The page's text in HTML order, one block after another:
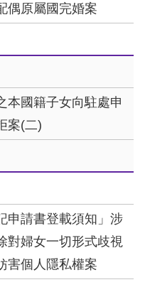
偶原屬國完婚案
本國籍子女向駐處申
案(二)
申請書登載須知」涉
對婦女一切形式歧視
害個人隱私權案